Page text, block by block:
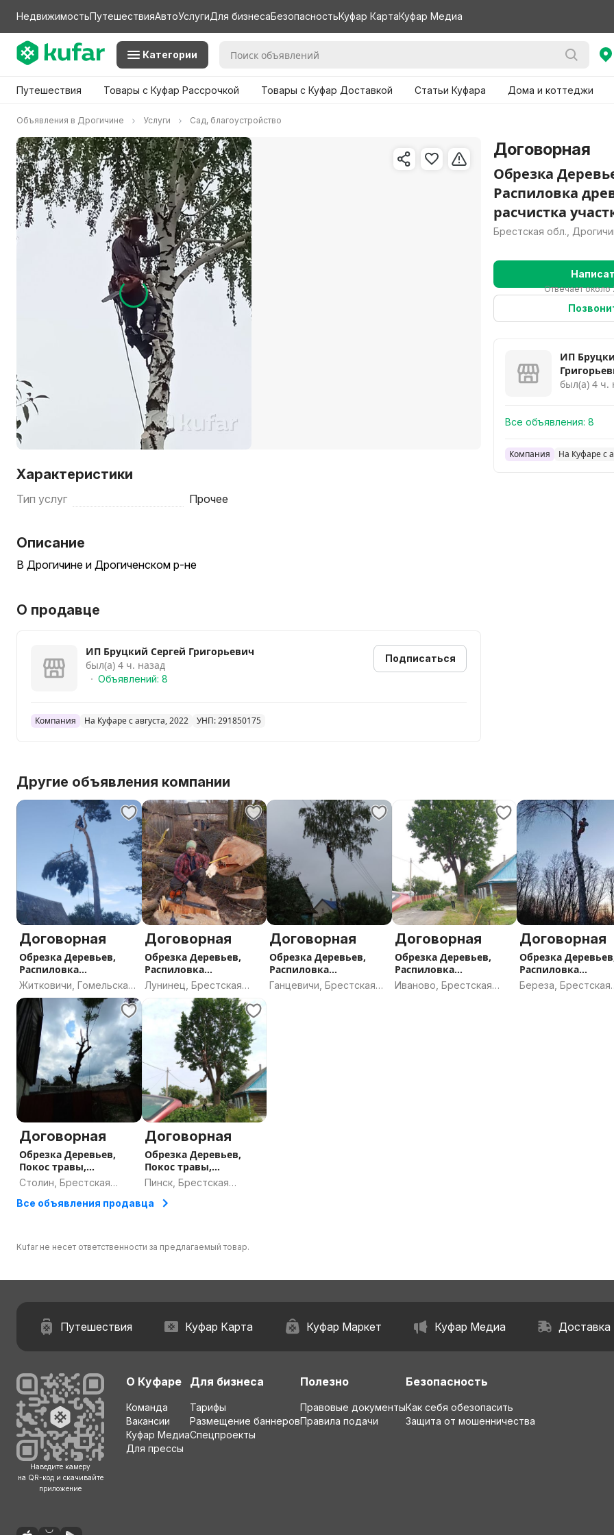
НедвижимостьПутешествияАвтоУслугиДля бизнесаБезопасностьКуфар КартаКуфар Медиа
Категории
Путешествия Товары с Куфар Рассрочкой Товары с Куфар Доставкой Статьи Куфара Дома и коттеджи
Объявления в Дрогичине Услуги Сад, благоустройство
Характеристики
Тип услуг Прочее
Описание
В Дрогичине и Дрогиченском р-не
О продавце
ИП Бруцкий Сергей Григорьевич
был(а) 4 ч. назад
Объявлений: 8
Подписаться
Компания На Куфаре с августа, 2022 УНП: 291850175
Другие объявления компании
Договорная
Обрезка Деревьев,
Распиловка
древесины, Расчистка
Житковичи, Гомельская
область
Договорная
Обрезка Деревьев,
Распиловка
древесины, расчистка
участка
Лунинец, Брестская
область
Договорная
Обрезка Деревьев,
Распиловка
древесины, расчистка
участка
Ганцевичи, Брестская
Договорная
Обрезка Деревьев,
Распиловка
древесины, расчистка
Иваново, Брестская
Договорная
Обрезка
Распиловка
древесины,
участка
Береза, Брестская
Договорная
Обрезка Деревьев,
Покос травы,
расчистка участка
Столин, Брестская
Договорная
Обрезка Деревьев,
Покос травы,
расчистка участка
Пинск, Брестская
Все объявления продавца
Kufar не несет ответственности за предлагаемый товар.
Договорная
Обрезка
Распиловка
расчистка
Брестская обл.,
Отвечает около
ИП
был(а) 4 ч.
Все объявления: 8
Компания На Куфаре с
Путешествия Куфар Карта Куфар Маркет Куфар Медиа Доставка
Наведите камеру
на QR-код и скачивайте
приложение
О Куфаре
Команда
Вакансии
Куфар Медиа
Для прессы
Для бизнеса
Тарифы
Размещение баннеров
Спецпроекты
Полезно
Правовые документы
Правила подачи
Безопасность
Как себя обезопасить
Защита от мошенничества